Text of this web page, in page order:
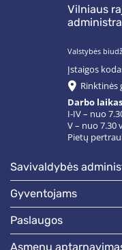
Vilniaus
Valstybės
Įstaigos
Rinktinės
Darbo
I-IV – nuo
V – nuo 7.30
Pietų
savivaldybės
gyventojams
paslaugos
asmenų